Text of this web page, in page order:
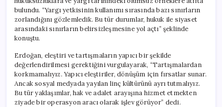
bulundu. “Yargı yetkisinin kullanımı sırasında bazı sınırların
zorlandığını gözlemledik. Bu tür durumlar, hukuk ile siyaset
arasındaki sınırların belirsizleşmesine yol açtı” şeklinde
konuştu.
Erdoğan, eleştiri ve tartışmaların yapıcı bir şekilde
değerlendirilmesi gerektiğini vurgulayarak, “Tartışmalardan
korkmamalıyız. Yapıcı eleştiriler, dönüşüm için fırsatlar sunar.
Ancak sosyal medyada yayılan linç kültürünü ayrı tutmalıyız.
Bu tür yaklaşımlar, hak ve adalet arayışına hizmet etmekten
ziyade bir operasyon aracı olarak işlev görüyor” dedi.